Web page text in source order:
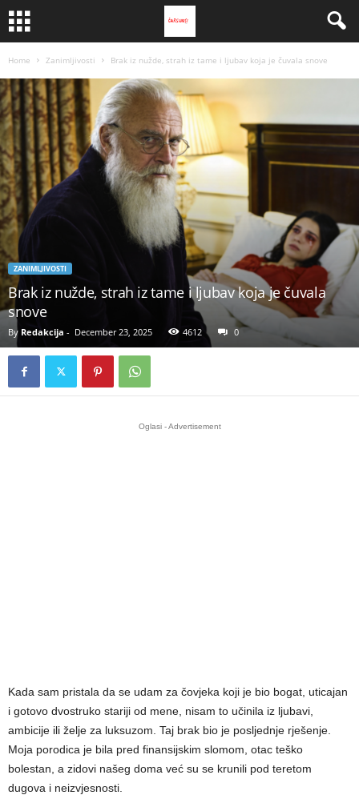
Home Zanimljivosti Brak iz nužde, strah iz tame i ljubav koja je čuvala snove
ZANIMLJIVOSTI
Brak iz nužde, strah iz tame i ljubav koja je čuvala
snove
By Redakcija - December 23, 2025 4612 0
Oglasi - Advertisement
Kada sam pristala da se udam za čovjeka koji je bio bogat, uticajan
i gotovo dvostruko stariji od mene, nisam to učinila iz ljubavi,
ambicije ili želje za luksuzom. Taj brak bio je posljednje rješenje.
Moja porodica je bila pred finansijskim slomom, otac teško
bolestan, a zidovi našeg doma već su se krunili pod teretom
dugova i neizvjesnosti.